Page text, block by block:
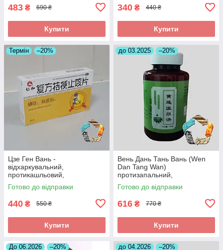
483 ₴ 690 ₴
Купити
340 ₴ 440 ₴
Купити
Термін –20%
Цзе Ген Вань -
відхаркувальний,
протикашльовий,
протизапальний
Готово до відправки
440 ₴ 550 ₴
Купити
до 03.2025 –20%
Вень Дань Тань Вань (Wen
Dan Tang Wan)
протизапальний,
знеболюючий, при
холециститі
Готово до відправки
616 ₴ 770 ₴
Купити
До 06.2026 –20% до 04.2026 –20%